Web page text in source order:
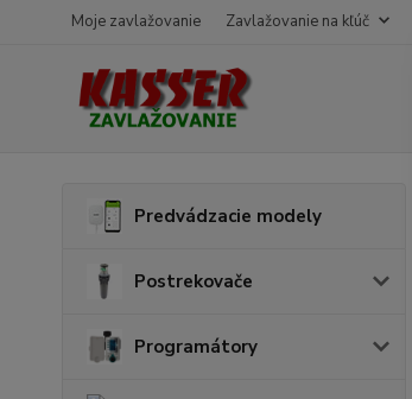
Moje zavlažovanie Zavlažovanie na kľúč
Predvádzacie modely
Postrekovače
Programátory